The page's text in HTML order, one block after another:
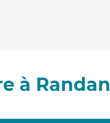
à Randan